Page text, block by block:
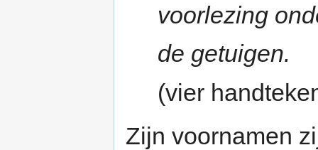
voorlezing
de getuigen.
(vier
Zijn voornamen